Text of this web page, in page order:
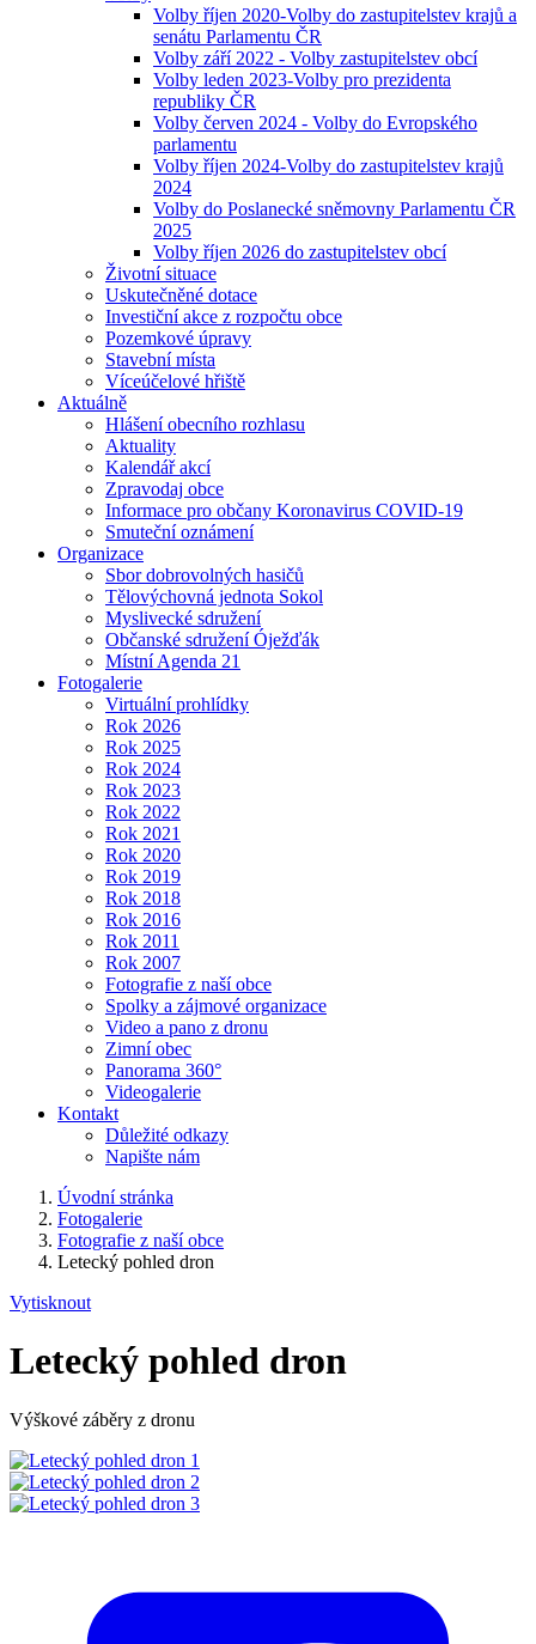
Volby říjen 2020-Volby do zastupitelstev krajů a
senátu Parlamentu ČR
Volby září 2022 - Volby zastupitelstev obcí
Volby leden 2023-Volby pro prezidenta
republiky ČR
Volby červen 2024 - Volby do Evropského
parlamentu
Volby říjen 2024-Volby do zastupitelstev krajů
2024
Volby do Poslanecké sněmovny Parlamentu ČR
2025
Volby říjen 2026 do zastupitelstev obcí
Životní situace
Uskutečněné dotace
Investiční akce z rozpočtu obce
Pozemkové úpravy
Stavební místa
Víceúčelové hřiště
Aktuálně
Hlášení obecního rozhlasu
Aktuality
Kalendář akcí
Zpravodaj obce
Informace pro občany Koronavirus COVID-19
Smuteční oznámení
Organizace
Sbor dobrovolných hasičů
Tělovýchovná jednota Sokol
Myslivecké sdružení
Občanské sdružení Óježďák
Místní Agenda 21
Fotogalerie
Virtuální prohlídky
Rok 2026
Rok 2025
Rok 2024
Rok 2023
Rok 2022
Rok 2021
Rok 2020
Rok 2019
Rok 2018
Rok 2016
Rok 2011
Rok 2007
Fotografie z naší obce
Spolky a zájmové organizace
Video a pano z dronu
Zimní obec
Panorama 360°
Videogalerie
Kontakt
Důležité odkazy
Napište nám
Úvodní stránka
Fotogalerie
Fotografie z naší obce
Letecký pohled dron
Vytisknout
Letecký pohled dron
Výškové záběry z dronu